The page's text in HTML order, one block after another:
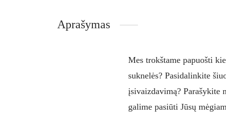
Aprašymas
Mes trokštame papuošti
suknelės? Pasidalinkite
įsivaizdavimą? Parašykite
galime pasiūti Jūsų